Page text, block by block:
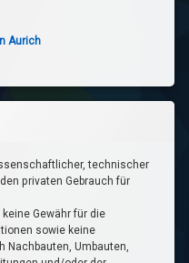
Aurich
technischer
privaten Gebrauch für
Gewähr für die
sowie keine
Nachbauten, Umbauten,